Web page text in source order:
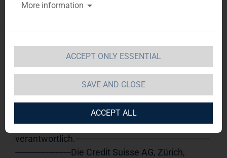
26 Abs. 1 WpHG mit dem
Ziel der europaweiten
Verbreitung
TAG Immobilien AG 19.12.2012
11:16Veröffentlichung einer
Stimmrechtsmitteilung, übermittelt durch die
DGAP - ein Unternehmen der EquityStory AG.Für
den Inhalt der Mitteilung ist der Emittent
verantwortlich.-----------------------------------------------------
----------------------Die Credit Suisse AG, Zürich,
More information
ACCEPT ONLY ESSENTIAL
SAVE AND CLOSE
ACCEPT ALL